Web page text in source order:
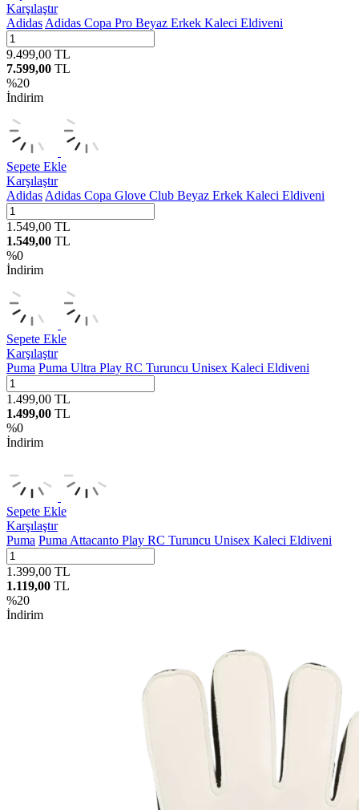
Karşılaştır
Adidas Adidas Copa Pro Beyaz Erkek Kaleci Eldiveni
9.499,00 TL
7.599,00 TL
%20
İndirim
Sepete Ekle
Karşılaştır
Adidas Adidas Copa Glove Club Beyaz Erkek Kaleci Eldiveni
1.549,00 TL
1.549,00 TL
%0
İndirim
Sepete Ekle
Karşılaştır
Puma Puma Ultra Play RC Turuncu Unisex Kaleci Eldiveni
1.499,00 TL
1.499,00 TL
%0
İndirim
Sepete Ekle
Karşılaştır
Puma Puma Attacanto Play RC Turuncu Unisex Kaleci Eldiveni
1.399,00 TL
1.119,00 TL
%20
İndirim